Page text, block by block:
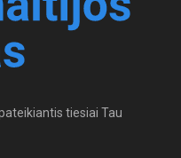
tiesiai Tau